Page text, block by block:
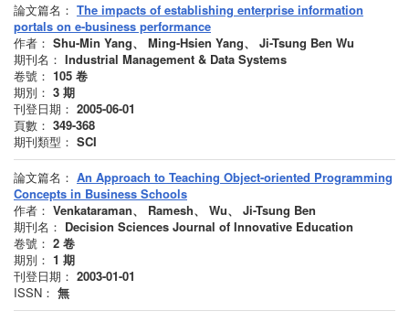
論文篇名： The impacts of establishing enterprise information
portals on e-business performance
作者： Shu-Min Yang、 Ming-Hsien Yang、 Ji-Tsung Ben Wu
期刊名： Industrial Management & Data Systems
卷號： 105 卷
期別： 3 期
刊登日期： 2005-06-01
頁數： 349-368
期刊類型： SCI
論文篇名： An Approach to Teaching Object-oriented Programming
Concepts in Business Schools
作者： Venkataraman、 Ramesh、 Wu、 Ji-Tsung Ben
期刊名： Decision Sciences Journal of Innovative Education
卷號： 2 卷
期別： 1 期
刊登日期： 2003-01-01
ISSN： 無